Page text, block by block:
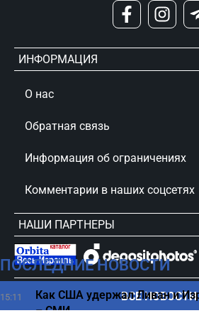
ПОСЛЕДНИЕ НОВОСТИ
15:11
Как США удержал Ливан и
– СМИ
ВСЕ НОВОСТИ
ИНФОРМАЦИЯ
О нас
Обратная связь
Информация об ограничениях
Комментарии в наших соцсетях
НАШИ ПАРТНЕРЫ
сursorinfo.co.il © Все права